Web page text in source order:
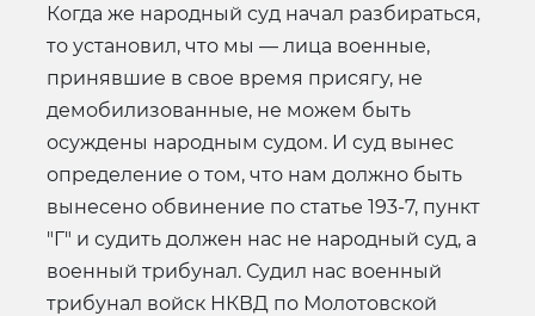
Когда же народный суд начал разбираться,
то установил, что мы — лица военные,
принявшие в свое время присягу, не
демобилизованные, не можем быть
осуждены народным судом. И суд вынес
определение о том, что нам должно быть
вынесено обвинение по статье 193-7, пункт
"Г" и судить должен нас не народный суд, а
военный трибунал. Судил нас военный
трибунал войск НКВД по Молотовской